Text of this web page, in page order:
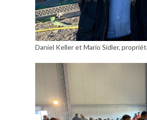
Daniel Keller et Mario Sidler,